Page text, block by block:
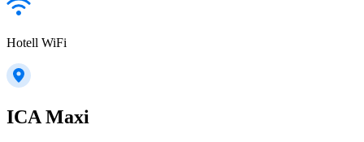
Hotell WiFi
ICA Maxi